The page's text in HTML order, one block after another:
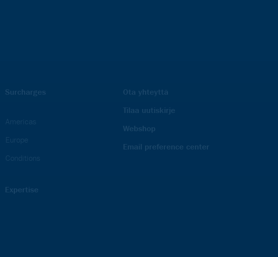
Surcharges
Americas
Europe
Conditions
Expertise
Ota yhteyttä
Tilaa uutiskirje
Webshop
Email preference center